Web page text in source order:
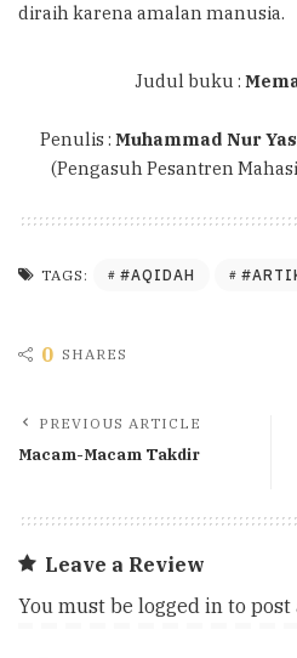
diraih karena amalan manusia.
Judul buku :
Penulis : Muhammad Nur
(Pengasuh Pesantren
TAGS: #AQIDAH
0 SHARES
PREVIOUS ARTICLE
Macam-Macam Takdir
Leave a Review
You must be logged in to post